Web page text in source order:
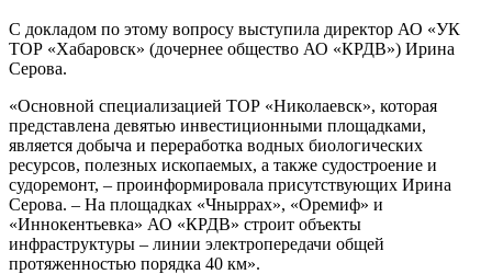
С докладом по этому вопросу выступила директор АО «УК
ТОР «Хабаровск» (дочернее общество АО «КРДВ») Ирина
Серова.
«Основной специализацией ТОР «Николаевск», которая
представлена девятью инвестиционными площадками,
является добыча и переработка водных биологических
ресурсов, полезных ископаемых, а также судостроение и
судоремонт, – проинформировала присутствующих Ирина
Серова. – На площадках «Чныррах», «Оремиф» и
«Иннокентьевка» АО «КРДВ» строит объекты
инфраструктуры – линии электропередачи общей
протяженностью порядка 40 км».